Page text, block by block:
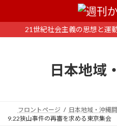
ン
ー
21世紀社会主義の思想と運
日本地域
フロントページ
日本地域・沖縄
9.22狭山事件の再審を求める東京集会